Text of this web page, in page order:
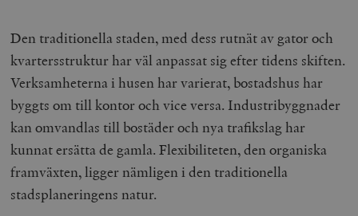
Den traditionella staden, med dess rutnät av gator och
kvartersstruktur har väl anpassat sig efter tidens skiften.
Verksamheterna i husen har varierat, bostadshus har
byggts om till kontor och vice versa. Industribyggnader
kan omvandlas till bostäder och nya trafikslag har
kunnat ersätta de gamla. Flexibiliteten, den organiska
framväxten, ligger nämligen i den traditionella
stadsplaneringens natur.